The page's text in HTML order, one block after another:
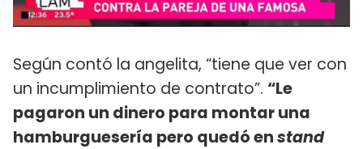
Según contó la angelita, “tiene que ver con
un incumplimiento de contrato”. “Le
pagaron un dinero para montar una
hamburguesería pero quedó enstand